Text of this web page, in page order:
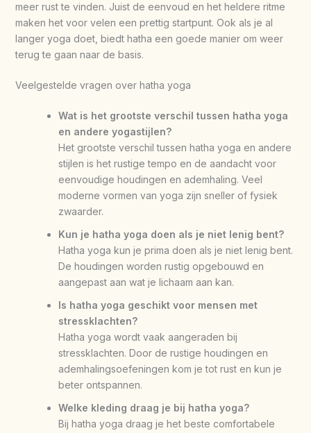
meer rust te vinden. Juist de eenvoud en het heldere ritme
maken het voor velen een prettig startpunt. Ook als je al
langer yoga doet, biedt hatha een goede manier om weer
terug te gaan naar de basis.
Veelgestelde vragen over hatha yoga
Wat is het grootste verschil tussen hatha yoga
en andere yogastijlen?
Het grootste verschil tussen hatha yoga en andere
stijlen is het rustige tempo en de aandacht voor
eenvoudige houdingen en ademhaling. Veel
moderne vormen van yoga zijn sneller of fysiek
zwaarder.
Kun je hatha yoga doen als je niet lenig bent?
Hatha yoga kun je prima doen als je niet lenig bent.
De houdingen worden rustig opgebouwd en
aangepast aan wat je lichaam aan kan.
Is hatha yoga geschikt voor mensen met
stressklachten?
Hatha yoga wordt vaak aangeraden bij
stressklachten. Door de rustige houdingen en
ademhalingsoefeningen kom je tot rust en kun je
beter ontspannen.
Welke kleding draag je bij hatha yoga?
Bij hatha yoga draag je het beste comfortabele